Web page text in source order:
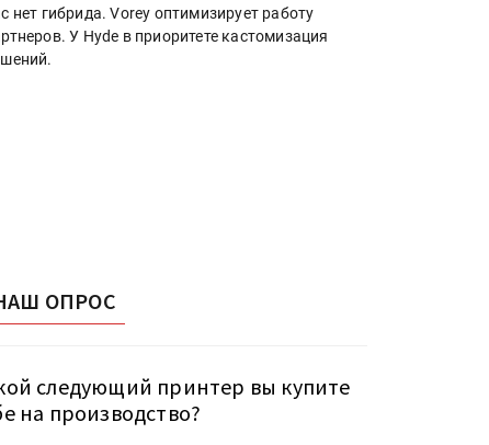
нет гибрида. Vorey оптимизирует работу
У Hyde в приоритете кастомизация
ОПРОС
следующий принтер вы купите
на производство?